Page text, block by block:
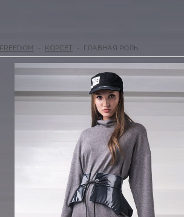
FREEDOM - КОРСЕТ - ГЛАВНАЯ РОЛЬ